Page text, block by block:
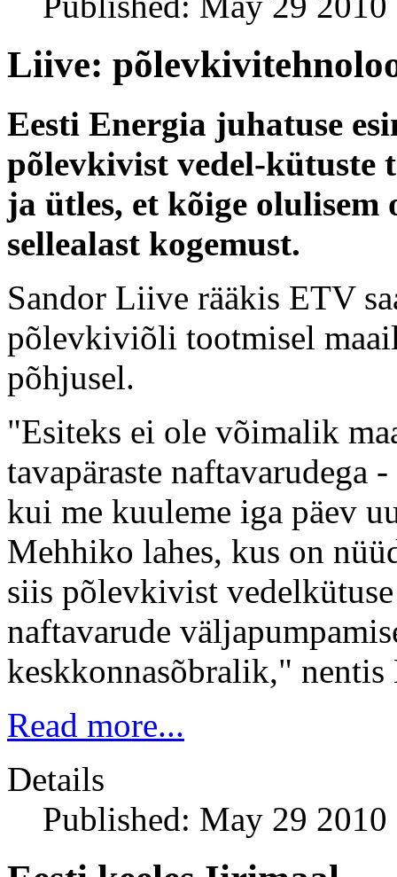
Liive:
Eesti Energia juhatuse
põlevkivist vedel-kütuste
ja ütles, et kõige olulisem
sellealast kogemust.
Sandor Liive rääkis ETV
põlevkiviõli tootmisel
põhjusel.
"Esiteks ei ole võimalik
tavapäraste naftavarudega
kui me kuuleme iga päev
Mehhiko lahes, kus on
siis põlevkivist
naftavarude
keskkonnasõbralik,"
Read more...
Details
Published: May 29 2010